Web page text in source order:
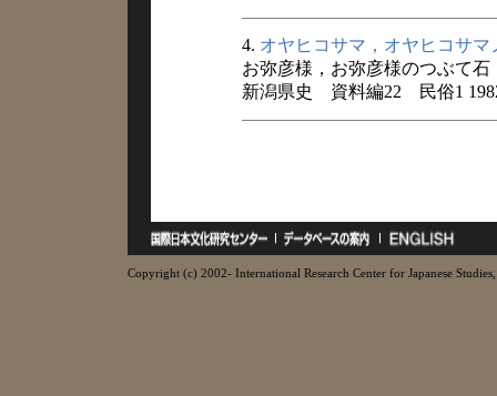
4. オヤヒコサマ，オヤヒコサマ
お弥彦様，お弥彦様のつぶて石
新潟県史 資料編22 民俗1
Copyright (c) 2002- International Research Center for Japanese